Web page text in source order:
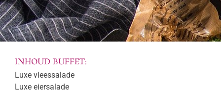
INHOUD BUFFET:
Luxe vleessalade
Luxe eiersalade